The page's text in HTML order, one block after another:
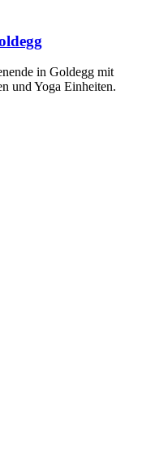
in Goldegg mit
und Yoga Einheiten.